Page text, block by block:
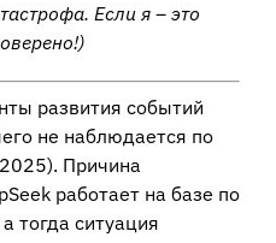
Если я – это
развития событий
не наблюдается по
Причина
работает на базе по
тогда ситуация